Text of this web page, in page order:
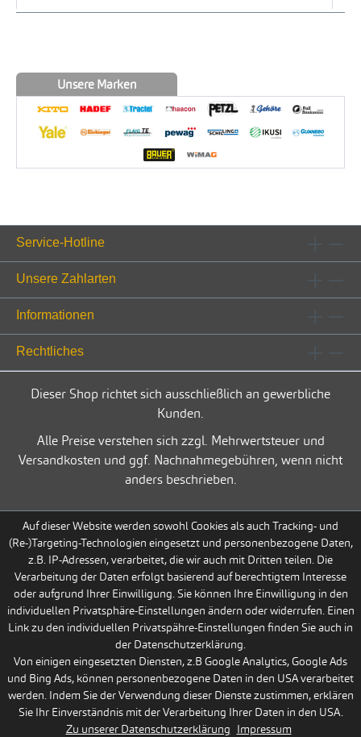
Unsere Marken
Service-Hotline
Unsere Zahlarten
Informationen
Rechtliches
Dieser Shop richtet sich ausschließlich an gewerbliche
Kunden.
Alle Preise verstehen sich zzgl. Mehrwertsteuer und
Versandkosten und ggf. Nachnahmegebühren, wenn nicht
anders beschrieben.
Auf dieser Website werden sowohl Cookies als auch Tracking- und
(Re-)Targeting-Technologien eingesetzt und personenbezogene Daten,
z.B. IP-Adressen, verarbeitet, die wir auch mit Dritten teilen. Die
Verarbeitung der Daten erfolgt basierend auf berechtigtem Interesse
oder aufgrund Ihrer Einwilligung. Sie können Ihre Einwilligung in den
individuellen Privatsphäre-Einstellungen ändern oder widerrufen. Einen
Link zu den individuellen Privatspähre-Einstellungen finden Sie auch in
der Datenschutzerklärung.
Von einigen eingesetzten Diensten, z.B Google Analytics, Google Ads
und Bing Ads, können personenbezogene Daten in den USA verarbeitet
werden. Indem Sie der Verwendung dieser Dienste zustimmen, erklären
Sie Ihr Einverständnis mit der Verarbeitung Ihrer Daten in den USA.
Zu unserer Datenschutzerklärung Impressum